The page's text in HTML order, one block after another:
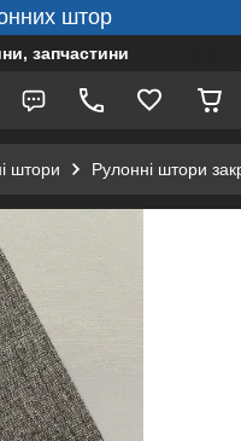
штор
запчастини
штори Рулонні штори